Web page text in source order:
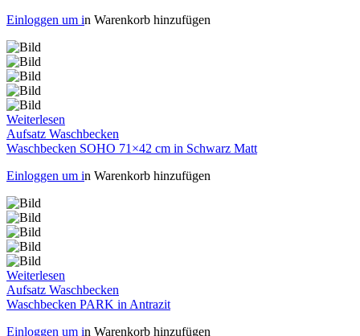
Einloggen um in Warenkorb hinzufügen
Weiterlesen
Aufsatz Waschbecken
Waschbecken SOHO 71×42 cm in Schwarz Matt
Einloggen um in Warenkorb hinzufügen
Weiterlesen
Aufsatz Waschbecken
Waschbecken PARK in Antrazit
Einloggen um in Warenkorb hinzufügen